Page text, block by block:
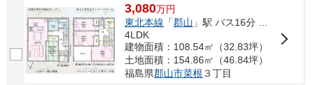
3,080万円
東北本線 「郡山 」駅 バス16分 「香久池一丁目」 停歩12分
4LDK
建物面積：108.54㎡（32.83坪）
土地面積：154.86㎡（46.84坪）
福島県郡山市菜根 ３丁目